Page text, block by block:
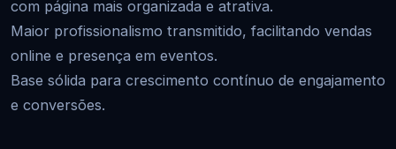
com página mais organizada e atrativa.
Maior profissionalismo transmitido, facilitando vendas
online e presença em eventos.
Base sólida para crescimento contínuo de engajamento
e conversões.